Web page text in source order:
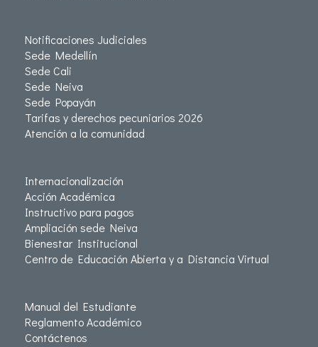
Notificaciones Judiciales
Sede Medellín
Sede Cali
Sede Neiva
Sede Popayán
Tarifas y derechos pecuniarios 2026
Atención a la comunidad
Internacionalización
Acción Académica
Instructivo para pagos
Ampliación sede Neiva
Bienestar Institucional
Centro de Educación Abierta y a Distancia Virtual
Manual del Estudiante
Reglamento Académico
Contáctenos